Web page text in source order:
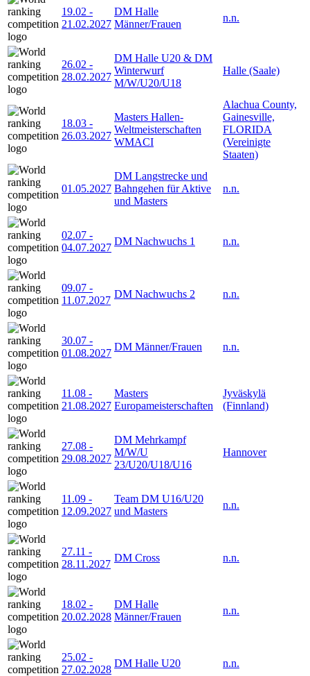
19.02 -
21.02.2027
DM Halle
Männer/Frauen
n.n.
26.02 -
28.02.2027
DM Halle U20 & DM
Winterwurf
M/W/U20/U18
Halle (Saale)
18.03 -
26.03.2027
Masters Hallen-
Weltmeisterschaften
WMACI
Alachua County,
Gainesville,
FLORIDA
(Vereinigte
Staaten)
01.05.2027
DM Langstrecke und
Bahngehen für Aktive
und Masters
n.n.
02.07 -
04.07.2027
DM Nachwuchs 1 n.n.
09.07 -
11.07.2027
DM Nachwuchs 2 n.n.
30.07 -
01.08.2027
DM Männer/Frauen n.n.
11.08 -
21.08.2027
Masters
Europameisterschaften
Jyväskylä
(Finnland)
27.08 -
29.08.2027
DM Mehrkampf
M/W/U
23/U20/U18/U16
Hannover
11.09 -
12.09.2027
Team DM U16/U20
und Masters
n.n.
27.11 -
28.11.2027
DM Cross n.n.
18.02 -
20.02.2028
DM Halle
Männer/Frauen
n.n.
25.02 -
27.02.2028
DM Halle U20 n.n.